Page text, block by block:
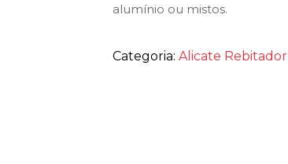
alumínio ou mistos.
Categoria:Alicate Rebitador